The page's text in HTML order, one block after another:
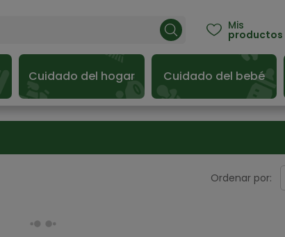
 Mis
productos
Cuidado del hogar Cuidado del bebé
Ordenar por: